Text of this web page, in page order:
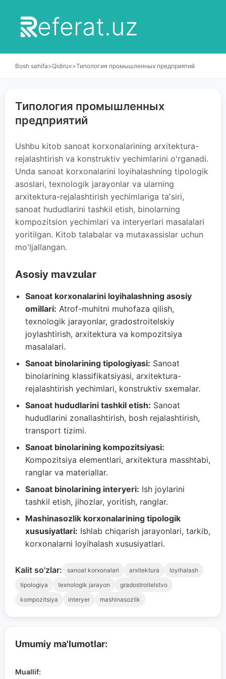
eferat.uz
Bosh sahifa>Qidiruv>Типология промышленных предприятий
Umumiy ma'lumotlar:
Muallif:
Типология промышленных
предприятий
Ushbu kitob sanoat korxonalarining arxitektura-
rejalashtirish va konstruktiv yechimlarini o'rganadi.
Unda sanoat korxonalarini loyihalashning tipologik
asoslari, texnologik jarayonlar va ularning
arxitektura-rejalashtirish yechimlariga ta'siri,
sanoat hududlarini tashkil etish, binolarning
kompozitsion yechimlari va interyerlari masalalari
yoritilgan. Kitob talabalar va mutaxassislar uchun
mo'ljallangan.
Asosiy mavzular
Sanoat korxonalarini loyihalashning asosiy
omillari: Atrof-muhitni muhofaza qilish,
texnologik jarayonlar, gradostroitelskiy
joylashtirish, arxitektura va kompozitsiya
masalalari.
Sanoat binolarining tipologiyasi: Sanoat
binolarining klassifikatsiyasi, arxitektura-
rejalashtirish yechimlari, konstruktiv sxemalar.
Sanoat hududlarini tashkil etish: Sanoat
hududlarini zonallashtirish, bosh rejalashtirish,
transport tizimi.
Sanoat binolarining kompozitsiyasi:
Kompozitsiya elementlari, arxitektura masshtabi,
ranglar va materiallar.
Sanoat binolarining interyeri: Ish joylarini
tashkil etish, jihozlar, yoritish, ranglar.
Mashinasozlik korxonalarining tipologik
xususiyatlari: Ishlab chiqarish jarayonlari, tarkib,
korxonalarni loyihalash xususiyatlari.
Kalit so'zlar: sanoat korxonalari arxitektura
loyihalash
tipologiya
texnologik jarayon
gradostroitelstvo
kompozitsiya
interyer mashinasozlik